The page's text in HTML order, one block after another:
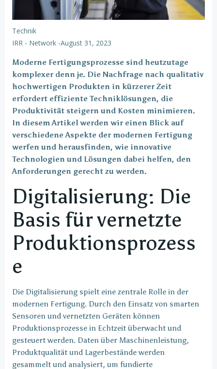
Technik
IRR - Network -August 31, 2023
Moderne Fertigungsprozesse sind heutzutage
komplexer denn je. Die Nachfrage nach qualitativ
hochwertigen Produkten in kürzerer Zeit
erfordert effiziente Techniklösungen, die
Produktivität steigern und Kosten minimieren.
In diesem Artikel werden wir einen Blick auf
verschiedene Aspekte der modernen Fertigung
werfen und herausfinden, wie innovative
Technologien und Lösungen dabei helfen, den
Anforderungen gerecht zu werden.
Digitalisierung: Die
Basis für vernetzte
Produktionsprozess
e
Die Digitalisierung spielt eine zentrale Rolle in der
modernen Fertigung. Durch den Einsatz von smarten
Sensoren und vernetzten Geräten können
Produktionsprozesse in Echtzeit überwacht und
gesteuert werden. Daten über Maschinenleistung,
Produktqualität und Lagerbestände werden
gesammelt und analysiert, um fundierte